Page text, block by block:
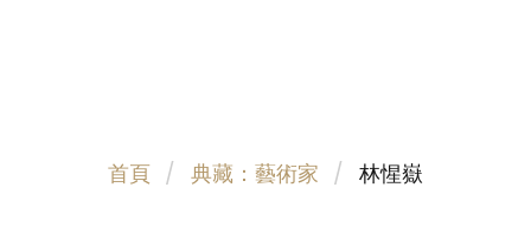
首頁 典藏：藝術家 林惺嶽